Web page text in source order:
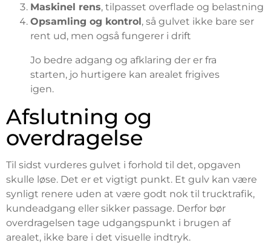
Maskinel rens, tilpasset overflade og belastning
Opsamling og kontrol, så gulvet ikke bare ser
rent ud, men også fungerer i drift
Jo bedre adgang og afklaring der er fra
starten, jo hurtigere kan arealet frigives
igen.
Afslutning og
overdragelse
Til sidst vurderes gulvet i forhold til det, opgaven
skulle løse. Det er et vigtigt punkt. Et gulv kan være
synligt renere uden at være godt nok til trucktrafik,
kundeadgang eller sikker passage. Derfor bør
overdragelsen tage udgangspunkt i brugen af
arealet, ikke bare i det visuelle indtryk.